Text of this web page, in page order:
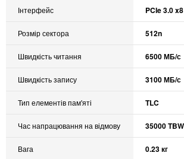
Інтерфейс PCIe 3.0 x8
Розмір сектора 512n
Швидкість читання 6500 МБ/с
Швидкість запису 3100 МБ/с
Тип елементів пам'яті TLC
Час напрацювання на відмову 35000 TBW
Вага 0.23 кг